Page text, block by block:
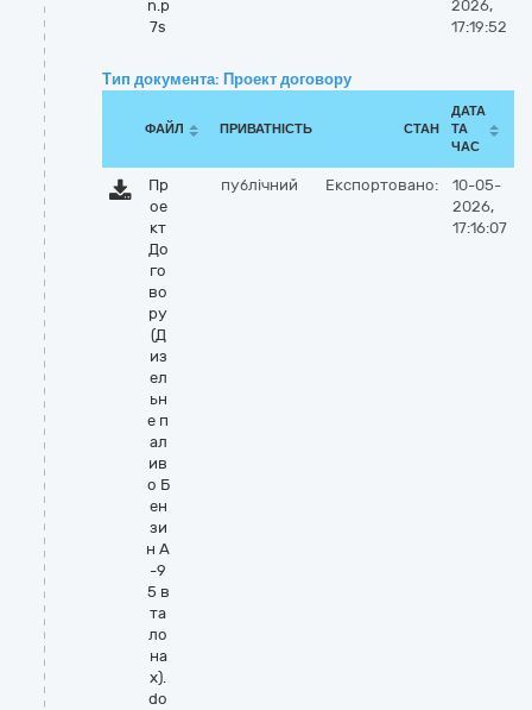
n.p
7s
2026,
17:19:52
Тип документа: Проект договору
ФАЙЛ ПРИВАТНІСТЬ СТАН
ДАТА
ТА
ЧАС
Пр
ое
кт
До
го
во
ру
(Д
из
ел
ьн
е п
ал
ив
о Б
ен
зи
н А
-9
5 в
та
ло
на
х).
do
публічний Експортовано:
10-05-
2026,
17:16:07